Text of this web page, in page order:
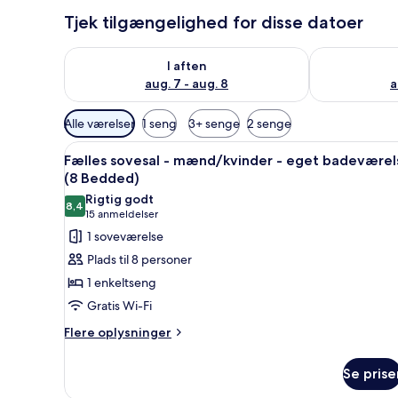
Tjek tilgængelighed for disse datoer
I aften
aug. 7 - aug. 8
Tjek tilgængelighed for i aften aug. 7 - aug. 8
Tjek
Tilgængelige
filtre
for
værelser
Alle værelser 1 seng 3+ senge 2 senge
Indlæs
alle
billeder
af
Fælles
sovesal
-
mænd/kvinder
eget
Et sovesalværelse med
4
Fælles sovesal - mænd/kvinder - eget
(8 Bedded)
8,48,4 ud af 10
Rigtig godt
15 anmeldelser
(15
anmeldelser)
1 soveværelse
Plads til 8 personer
1 enkeltseng
Gratis Wi-Fi
Flere oplysninger
Flere
Se